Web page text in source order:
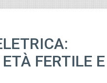
FERTILE